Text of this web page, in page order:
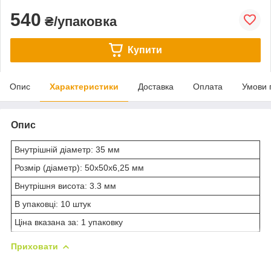
540 ₴/упаковка
Купити
Опис Характеристики Доставка Оплата Умови
Опис
Внутрішній діаметр: 35 мм
Розмір (діаметр): 50х50х6,25 мм
Внутрішня висота: 3.3 мм
В упаковці: 10 штук
Ціна вказана за: 1 упаковку
Приховати